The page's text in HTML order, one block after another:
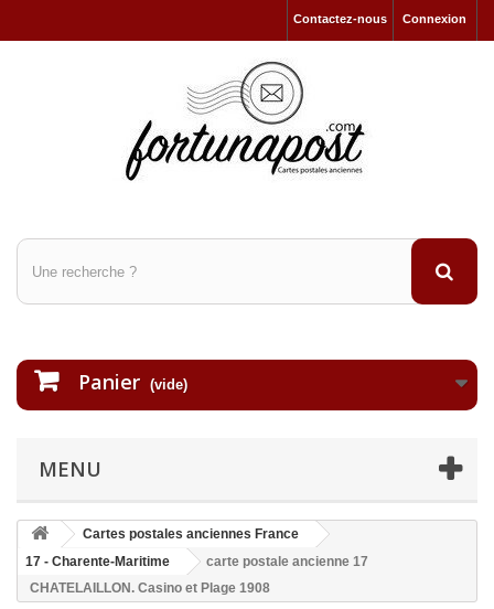
Connexion
Contactez-nous
Panier (vide)
MENU
Cartes postales anciennes France
17 - Charente-Maritime
carte postale ancienne 17
CHATELAILLON. Casino et Plage 1908